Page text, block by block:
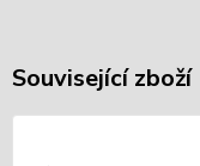
Související zboží